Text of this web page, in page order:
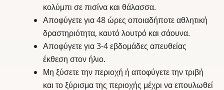
κολύμπι σε πισίνα και θάλασσα.
Αποφύγετε για 48 ώρες οποιαδήποτε αθλητική
δραστηριότητα, καυτό λουτρό και σάουνα.
Αποφύγετε για 3-4 εβδομάδες απευθείας
έκθεση στον ήλιο.
Μη ξύσετε την περιοχή ή αποφύγετε την τριβή
και το ξύρισμα της περιοχής μέχρι να επουλωθεί